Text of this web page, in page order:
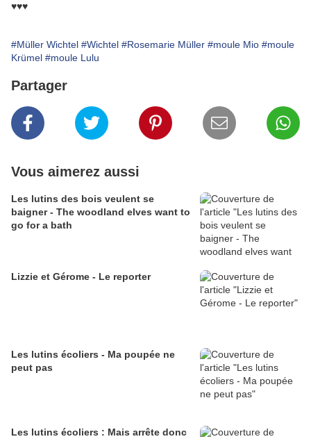
♥♥♥
#Müller Wichtel #Wichtel #Rosemarie Müller #moule Mio #moule
Krümel #moule Lulu
Partager
Vous aimerez aussi
Les lutins des bois veulent se
baigner - The woodland elves want to
go for a bath
Lizzie et Gérome - Le reporter
Les lutins écoliers - Ma poupée ne
peut pas
Les lutins écoliers : Mais arrête donc